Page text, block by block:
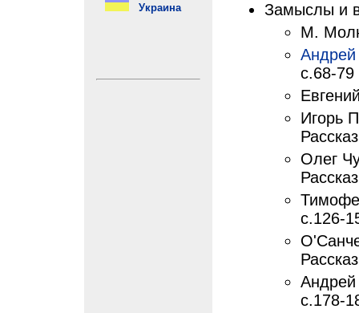
Замыслы и
М.
Андрей
с.68-79
Игорь
Олег
с.126-
Андрей
с.178-